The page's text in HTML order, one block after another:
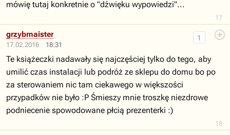
17
mówię tutaj konkretnie o "dźwięku wypowiedzi"...
17.02.2016 18:31
18
1
grzybmaister
Te książeczki nadawały się najczęściej tylko do tego, aby
umilić czas instalacji lub podróż ze sklepu do domu bo po
za sterowaniem nic tam ciekawego w większości
przypadków nie było :P Śmieszy mnie troszkę niezdrowe
podniecenie spowodowane płcią prezenterki :)